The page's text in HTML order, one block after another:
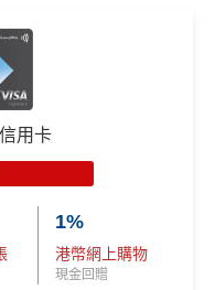
用卡
1%
港幣網上購物
現金回贈